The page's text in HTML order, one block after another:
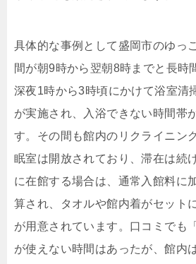
具体的な事例として盛岡市のゆっ
間が朝9時から翌朝8時までと長時
深夜1時から3時頃にかけて浴室清
が実施され、入浴できない時間帯
す。その間も館内のリクライニン
眠室は開放されており、滞在は続
に在館する場合は、通常入館料に
算され、タオルや館内着がセット
が用意されています。口コミでも
が使えない時間はあったが、館内